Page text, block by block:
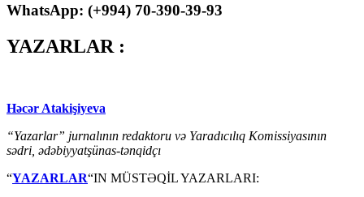
WhatsApp: (+994) 70-390-39-93
YAZARLAR :
Həcər Atakişiyeva
“Yazarlar” jurnalının redaktoru və Yaradıcılıq Komissiyasının
sədri, ədəbiyyatşünas-tənqidçı
“YAZARLAR“IN MÜSTƏQİL YAZARLARI: